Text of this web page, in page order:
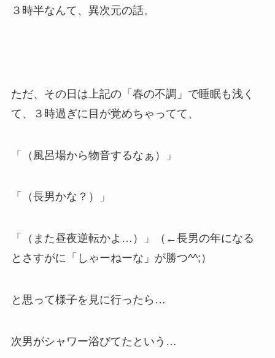
３時半なんて、異次元の話。
ただ、その日は上記の「春の不調」で睡眠も浅く
て、３時過ぎに目が覚めちゃってて、
「（風呂場から物音するなぁ）」
「（長男かな？）」
「（また昼夜逆転かよ…）」（←長男の年になる
とさすがに「しゃーねーな」が勝つ^^;）
と思って様子を見に行ったら…
次男がシャワー浴びてたという…